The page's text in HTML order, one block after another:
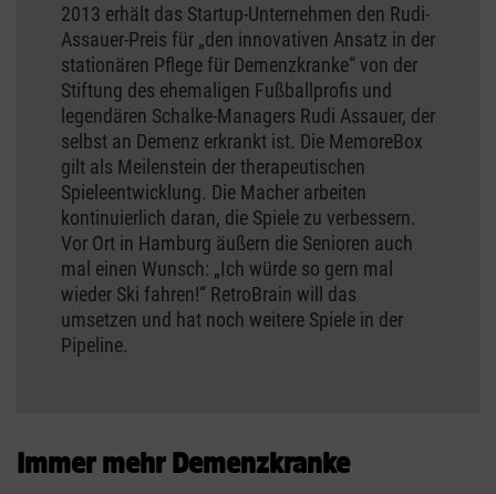
2013 erhält das Startup-Unternehmen den Rudi-
Assauer-Preis für „den innovativen Ansatz in der
stationären Pflege für Demenzkranke“ von der
Stiftung des ehemaligen Fußballprofis und
legendären Schalke-Managers Rudi Assauer, der
selbst an Demenz erkrankt ist. Die MemoreBox
gilt als Meilenstein der therapeutischen
Spieleentwicklung. Die Macher arbeiten
kontinuierlich daran, die Spiele zu verbessern.
Vor Ort in Hamburg äußern die Senioren auch
mal einen Wunsch: „Ich würde so gern mal
wieder Ski fahren!“ RetroBrain will das
umsetzen und hat noch weitere Spiele in der
Pipeline.
Immer mehr Demenzkranke